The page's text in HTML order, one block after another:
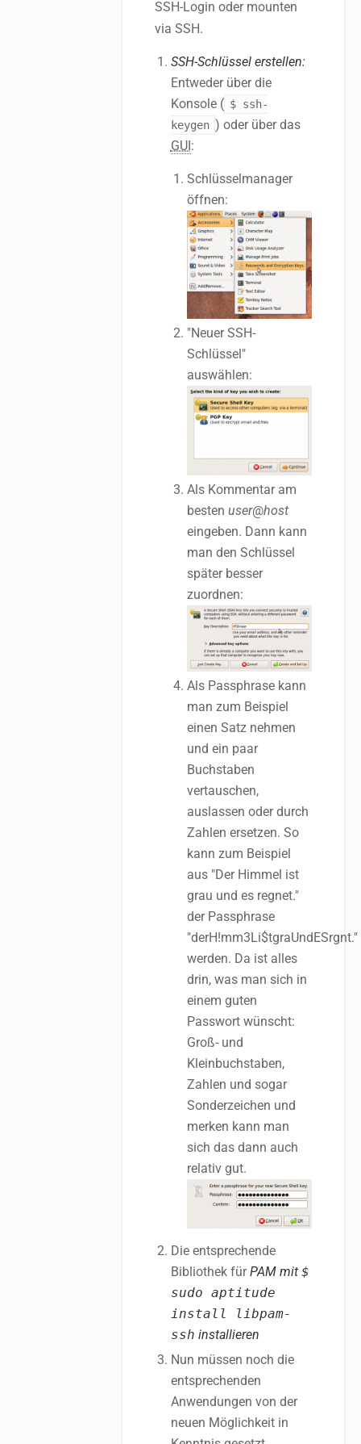
SSH-Login oder mounten
via SSH.
SSH-Schlüssel erstellen:
Entweder über die
Konsole ( $ ssh-
keygen ) oder über das
GUI :
Schlüsselmanager
öffnen:
"Neuer SSH-
Schlüssel"
auswählen:
Als Kommentar am
besten user@host
eingeben. Dann kann
man den Schlüssel
später besser
zuordnen:
Als Passphrase kann
man zum Beispiel
einen Satz nehmen
und ein paar
Buchstaben
vertauschen,
auslassen oder durch
Zahlen ersetzen. So
kann zum Beispiel
aus "Der Himmel ist
grau und es regnet."
der Passphrase
"derH!mm3Li$tgraUndESrgnt."
werden. Da ist alles
drin, was man sich in
einem guten
Passwort wünscht:
Groß- und
Kleinbuchstaben,
Zahlen und sogar
Sonderzeichen und
merken kann man
sich das dann auch
relativ gut.
Die entsprechende
Bibliothek fürPAM mit $
sudo aptitude
install libpam-
ssh installieren
Nun müssen noch die
entsprechenden
Anwendungen von der
neuen Möglichkeit in